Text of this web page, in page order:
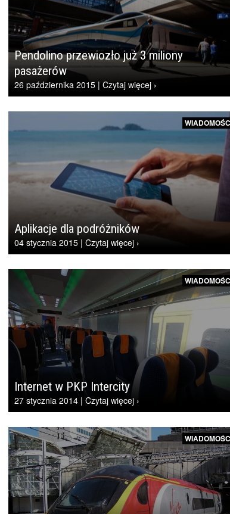
Pendolino przewiozło już 3 miliony
pasażerów
26 października 2015 | Czytaj więcej ›
Aplikacje dla podróżników
04 stycznia 2015 | Czytaj więcej ›
Internet w PKP Intercity
27 stycznia 2014 | Czytaj więcej ›